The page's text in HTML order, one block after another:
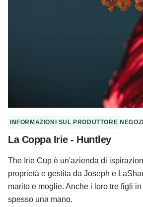
INFORMAZIONI SUL PRODUTTORE
La Coppa Irie - Huntley
The Irie Cup è un'azienda di
proprietà e gestita da Joseph e
marito e moglie. Anche i loro tre figli
spesso una mano.